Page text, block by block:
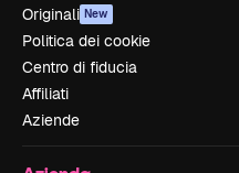
Originali New
Politica dei cookie
Centro di fiducia
Affiliati
Aziende